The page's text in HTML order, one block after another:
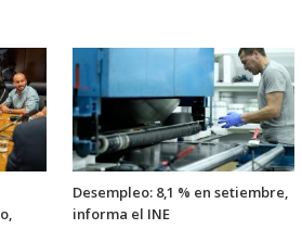
Desempleo: 8,1 % en setiembre,
informa el INE